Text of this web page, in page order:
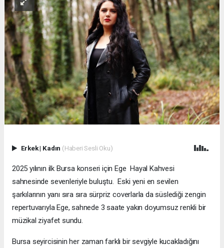
Erkek| Kadın (Haberi Sesli Oku)
2025 yılının ilk Bursa konseri için Ege Hayal Kahvesi
sahnesinde sevenleriyle buluştu. Eski yeni en sevilen
şarkılarının yanı sıra sıra sürpriz coverlarla da süslediği zengin
repertuvarıyla Ege, sahnede 3 saate yakın doyumsuz renkli bir
müzikal ziyafet sundu.
Bursa seyircisinin her zaman farklı bir sevgiyle kucakladığını